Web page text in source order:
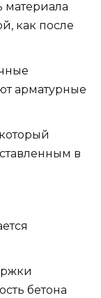
материала
как после
арматурные
в
бетона